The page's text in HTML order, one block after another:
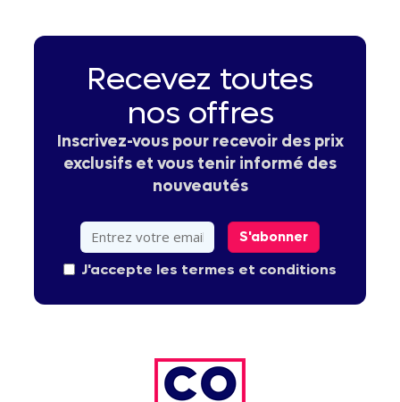
Recevez toutes
nos offres
Inscrivez-vous pour recevoir des prix
exclusifs et vous tenir informé des
nouveautés
S'abonner
J'accepte les termes et conditions